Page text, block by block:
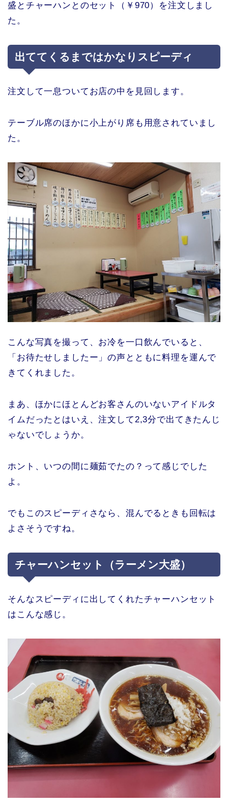
盛とチャーハンとのセット（￥970）を注文しまし
た。
出ててくるまではかなりスピーディ
注文して一息ついてお店の中を見回します。
テーブル席のほかに小上がり席も用意されていまし
た。
こんな写真を撮って、お冷を一口飲んでいると、
「お待たせしましたー」の声とともに料理を運んで
きてくれました。
まあ、ほかにほとんどお客さんのいないアイドルタ
イムだったとはいえ、注文して2,3分で出てきたんじ
ゃないでしょうか。
ホント、いつの間に麺茹でたの？って感じでした
よ。
でもこのスピーディさなら、混んでるときも回転は
よさそうですね。
チャーハンセット（ラーメン大盛）
そんなスピーディに出してくれたチャーハンセット
はこんな感じ。